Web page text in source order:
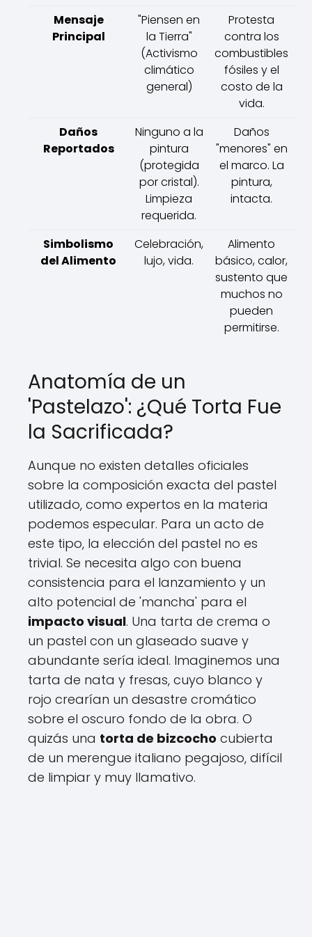
Mensaje
Principal
"Piensen en
la Tierra"
(Activismo
climático
general)
Protesta
contra los
combustibles
fósiles y el
costo de la
vida.
Daños
Reportados
Ninguno a la
pintura
(protegida
por cristal).
Limpieza
requerida.
Daños
"menores" en
el marco. La
pintura,
intacta.
Simbolismo
del Alimento
Celebración,
lujo, vida.
Alimento
básico, calor,
sustento que
muchos no
pueden
permitirse.
Anatomía de un
'Pastelazo': ¿Qué Torta Fue
la Sacrificada?
Aunque no existen detalles oficiales
sobre la composición exacta del pastel
utilizado, como expertos en la materia
podemos especular. Para un acto de
este tipo, la elección del pastel no es
trivial. Se necesita algo con buena
consistencia para el lanzamiento y un
alto potencial de 'mancha' para el
impacto visual. Una tarta de crema o
un pastel con un glaseado suave y
abundante sería ideal. Imaginemos una
tarta de nata y fresas, cuyo blanco y
rojo crearían un desastre cromático
sobre el oscuro fondo de la obra. O
quizás una torta de bizcocho cubierta
de un merengue italiano pegajoso, difícil
de limpiar y muy llamativo.